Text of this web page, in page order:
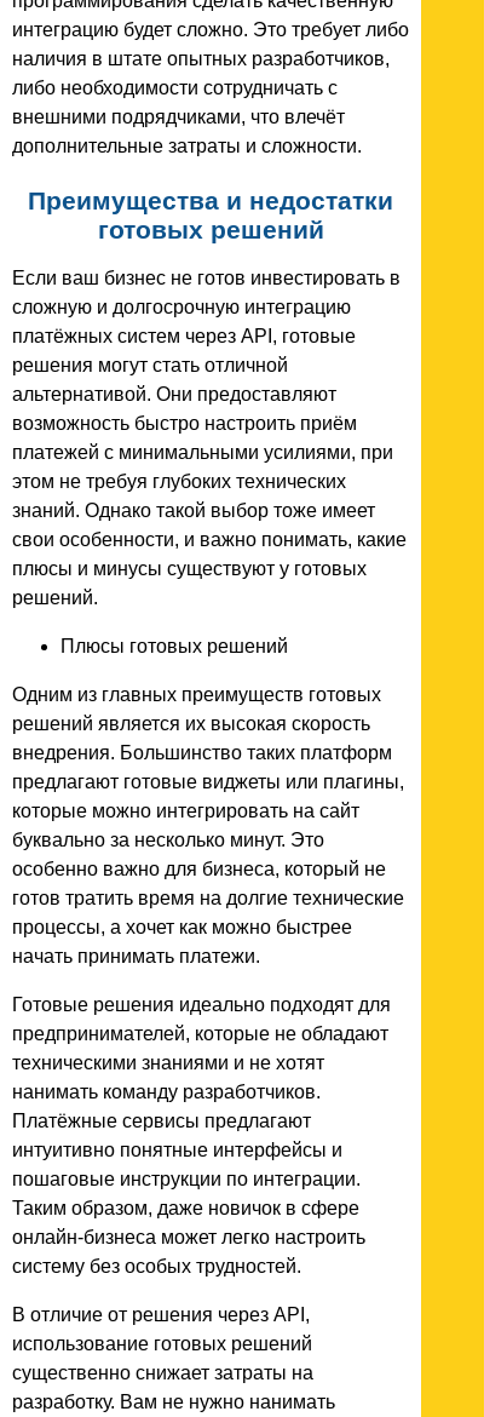
интеграцию будет сложно. Это требует либо
наличия в штате опытных разработчиков,
либо необходимости сотрудничать с
внешними подрядчиками, что влечёт
дополнительные затраты и сложности.
Преимущества и недостатки
готовых решений
Если ваш бизнес не готов инвестировать в
сложную и долгосрочную интеграцию
платёжных систем через API, готовые
решения могут стать отличной
альтернативой. Они предоставляют
возможность быстро настроить приём
платежей с минимальными усилиями, при
этом не требуя глубоких технических
знаний. Однако такой выбор тоже имеет
свои особенности, и важно понимать, какие
плюсы и минусы существуют у готовых
решений.
Плюсы готовых решений
Одним из главных преимуществ готовых
решений является их высокая скорость
внедрения. Большинство таких платформ
предлагают готовые виджеты или плагины,
которые можно интегрировать на сайт
буквально за несколько минут. Это
особенно важно для бизнеса, который не
готов тратить время на долгие технические
процессы, а хочет как можно быстрее
начать принимать платежи.
Готовые решения идеально подходят для
предпринимателей, которые не обладают
техническими знаниями и не хотят
нанимать команду разработчиков.
Платёжные сервисы предлагают
интуитивно понятные интерфейсы и
пошаговые инструкции по интеграции.
Таким образом, даже новичок в сфере
онлайн-бизнеса может легко настроить
систему без особых трудностей.
В отличие от решения через API,
использование готовых решений
существенно снижает затраты на
разработку. Вам не нужно нанимать